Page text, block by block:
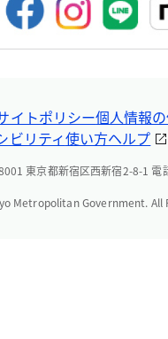
イトポリシー個人情報
ビリティ使い方ヘルプ
東京都新宿区西新宿2-8-1
Metropolitan Government. All